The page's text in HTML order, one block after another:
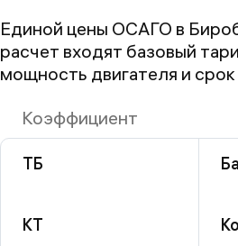
Единой цены ОСАГО в
расчет входят базовый
мощность двигателя и
Коэффициент
ТБ
КТ